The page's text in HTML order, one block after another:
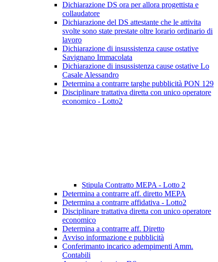
Dichiarazione DS ora per allora progettista e
collaudatore
Dichiarazione del DS attestante che le attivita
svolte sono state prestate oltre lorario ordinario di
lavoro
Dichiarazione di insussistenza cause ostative
Savignano Immacolata
Dichiarazione di insussistenza cause ostative Lo
Casale Alessandro
Determina a contrarre targhe pubblicità PON 129
Disciplinare trattativa diretta con unico operatore
economico - Lotto2
Stipula Contratto MEPA - Lotto 2
Determina a contrarre aff. diretto MEPA
Determina a contrarre affidativa - Lotto2
Disciplinare trattativa diretta con unico operatore
economico
Determina a contrarre aff. Diretto
Avviso informazione e pubblicità
Conferimanto incarico adempimenti Amm.
Contabili